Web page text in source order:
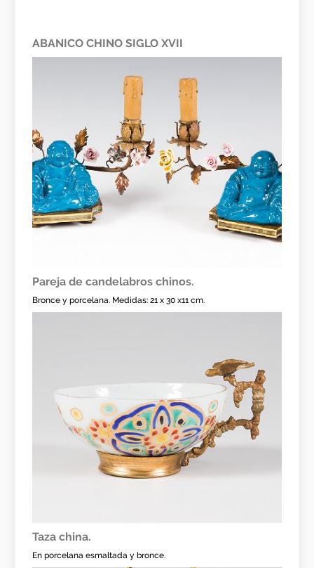
ABANICO CHINO SIGLO XVII
Pareja de candelabros chinos.
Bronce y porcelana. Medidas: 21 x 30 x11 cm.
Taza china.
En porcelana esmaltada y bronce.